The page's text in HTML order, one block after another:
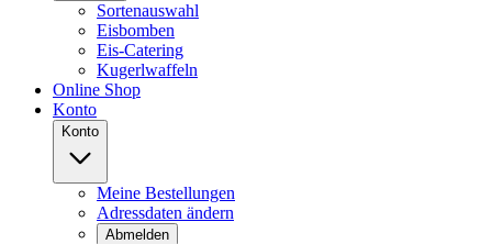
Sortenauswahl
Eisbomben
Eis-Catering
Kugerlwaffeln
Online Shop
Konto
Konto
Meine Bestellungen
Adressdaten ändern
Abmelden